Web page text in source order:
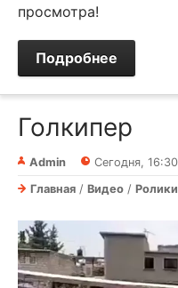
просмотра!
Подробнее
Голкипер⁠⁠
Admin Сегодня, 16:30
Главная / Видео / Ролики